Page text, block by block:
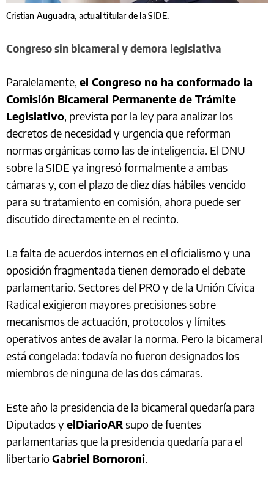
Cristian Auguadra, actual titular de la SIDE.
Congreso sin bicameral y demora legislativa
Paralelamente, el Congreso no ha conformado la
Comisión Bicameral Permanente de Trámite
Legislativo, prevista por la ley para analizar los
decretos de necesidad y urgencia que reforman
normas orgánicas como las de inteligencia. El DNU
sobre la SIDE ya ingresó formalmente a ambas
cámaras y, con el plazo de diez días hábiles vencido
para su tratamiento en comisión, ahora puede ser
discutido directamente en el recinto.
La falta de acuerdos internos en el oficialismo y una
oposición fragmentada tienen demorado el debate
parlamentario. Sectores del PRO y de la Unión Cívica
Radical exigieron mayores precisiones sobre
mecanismos de actuación, protocolos y límites
operativos antes de avalar la norma. Pero la bicameral
está congelada: todavía no fueron designados los
miembros de ninguna de las dos cámaras.
Este año la presidencia de la bicameral quedaría para
Diputados yelDiarioARsupo de fuentes
parlamentarias que la presidencia quedaría para el
libertarioGabriel Bornoroni.